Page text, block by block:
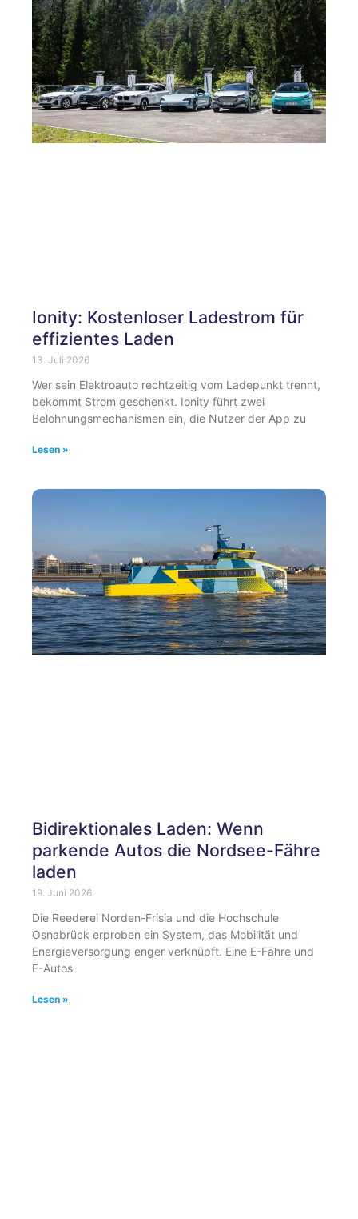
Ionity: Kostenloser Ladestrom für
effizientes Laden
13. Juli 2026
Wer sein Elektroauto rechtzeitig vom Ladepunkt trennt,
bekommt Strom geschenkt. Ionity führt zwei
Belohnungsmechanismen ein, die Nutzer der App zu
Lesen »
Bidirektionales Laden: Wenn
parkende Autos die Nordsee-Fähre
laden
19. Juni 2026
Die Reederei Norden-Frisia und die Hochschule
Osnabrück erproben ein System, das Mobilität und
Energieversorgung enger verknüpft. Eine E-Fähre und
E-Autos
Lesen »